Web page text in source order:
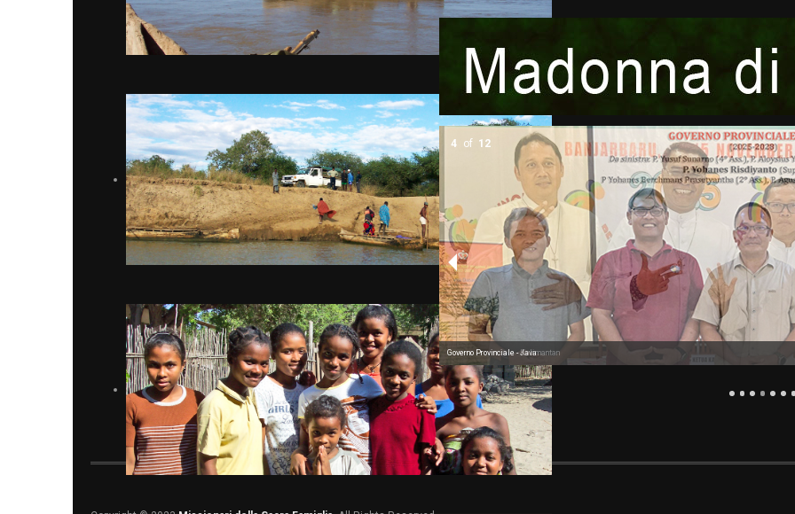
Governo Provinciale - Kalimantan
5 of 12